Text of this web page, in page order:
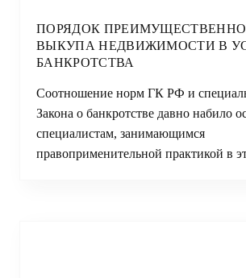
ПОРЯДОК
ВЫКУПА НЕДВИЖИМОСТИ В
БАНКРОТСТВА
Соотношение норм ГК РФ и
Закона о банкротстве давно набило
специалистам, занимающимся
правоприменительной практикой в